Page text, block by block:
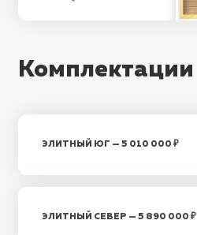
Комплектации
ЭЛИТНЫЙ ЮГ — 5 010 000 ₽
ЭЛИТНЫЙ СЕВЕР — 5 890 000 ₽